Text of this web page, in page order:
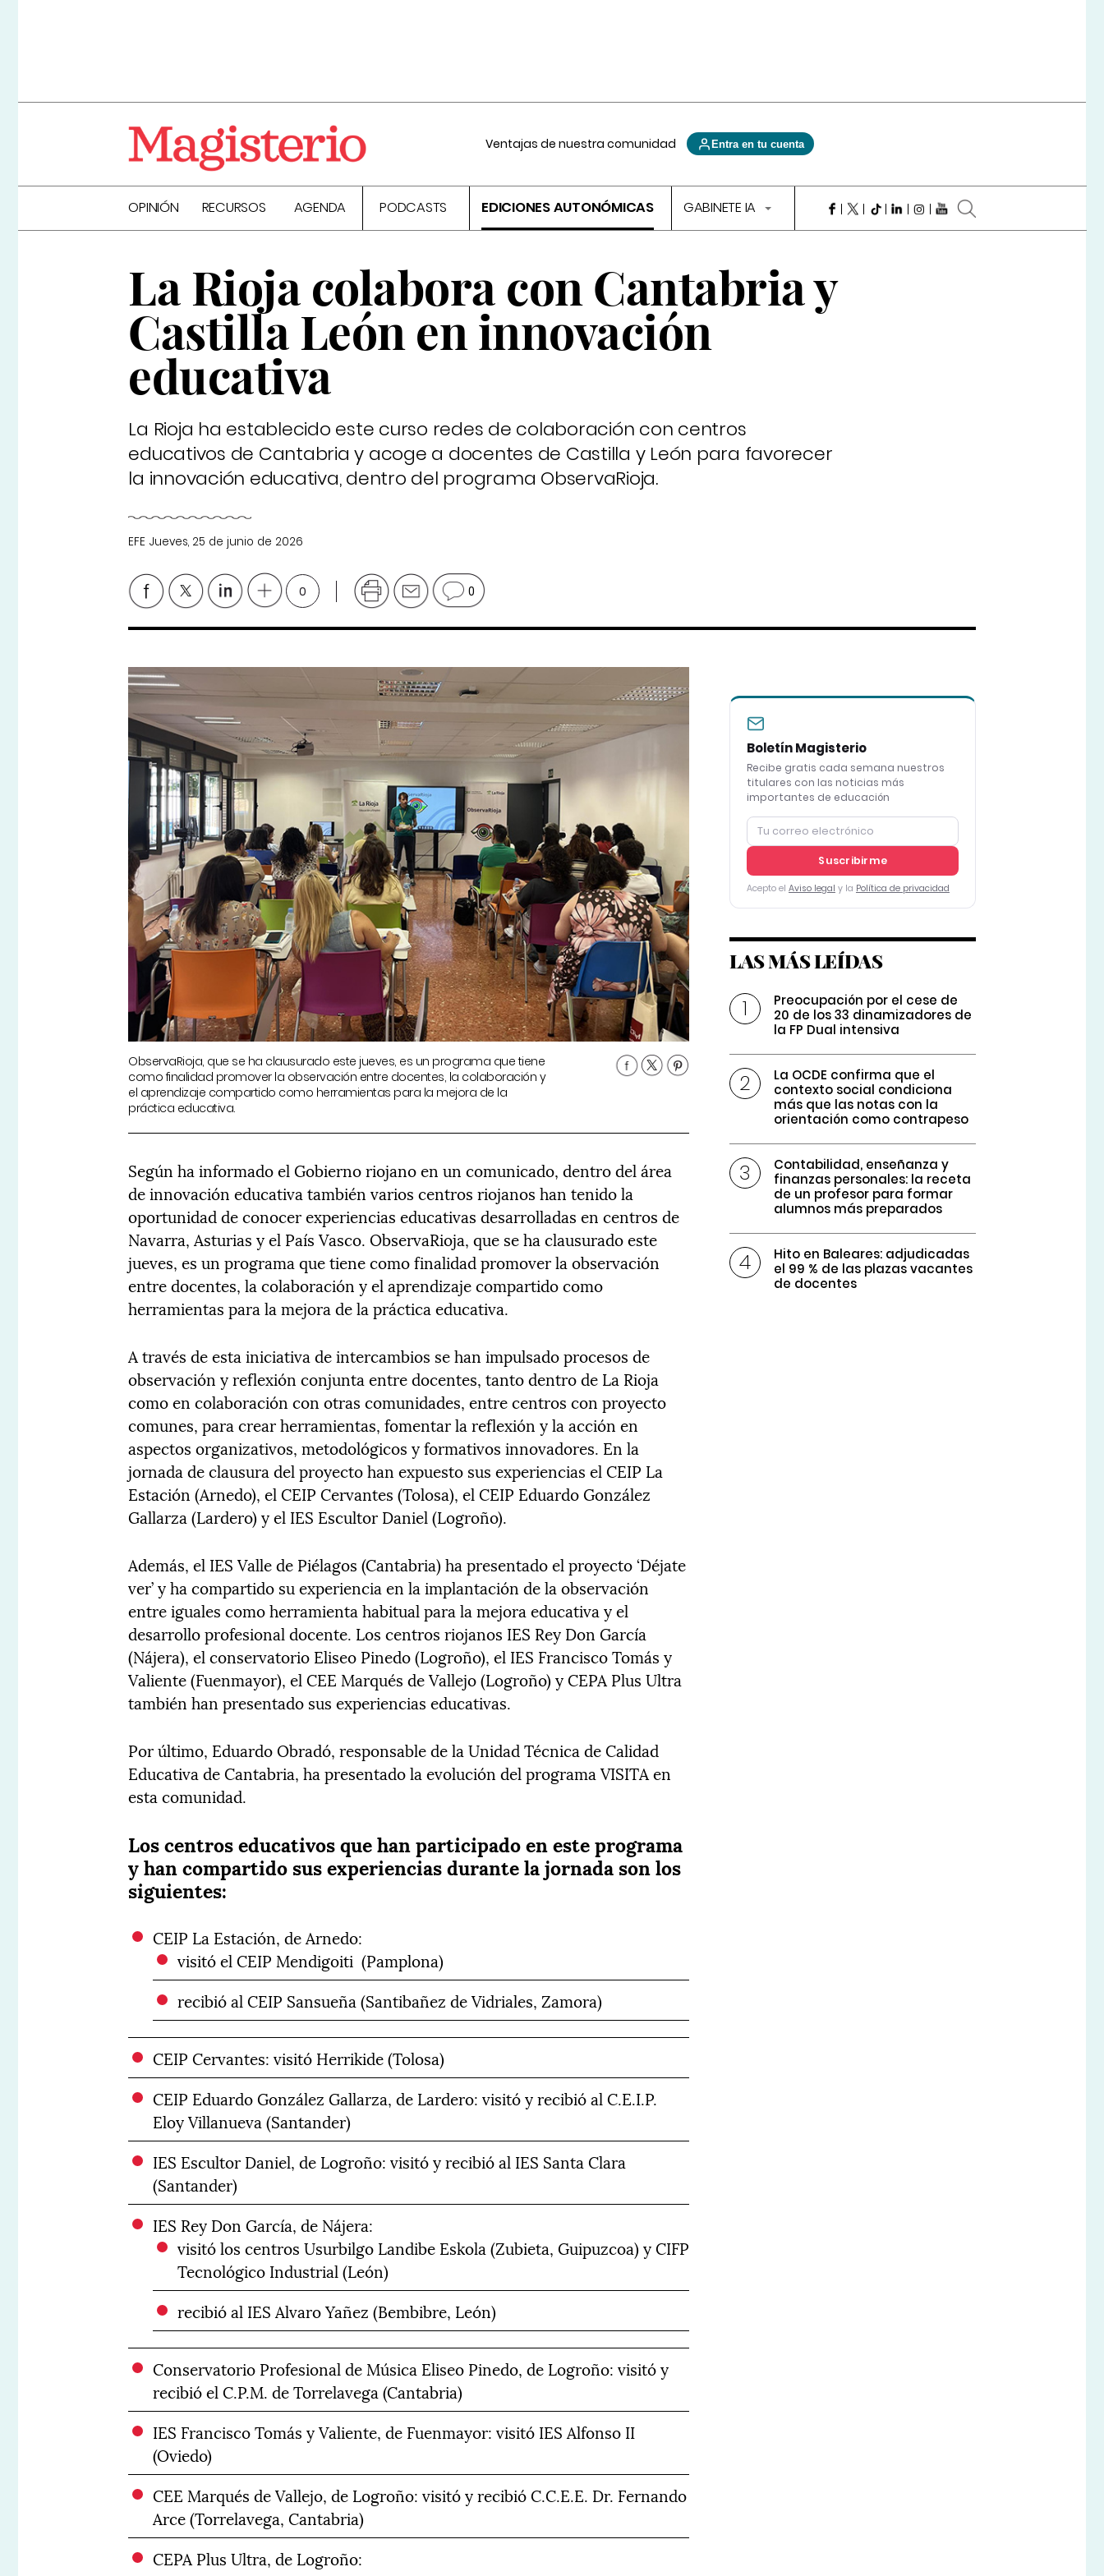
Ventajas de nuestra comunidad Entra en tu cuenta
OPINIÓN RECURSOS AGENDA PODCASTS EDICIONES AUTONÓMICAS GABINETE IA
La Rioja colabora con Cantabria y
Castilla León en innovación
educativa
La Rioja ha establecido este curso redes de colaboración con centros
educativos de Cantabria y acoge a docentes de Castilla y León para favorecer
la innovación educativa, dentro del programa ObservaRioja.
EFE Jueves, 25 de junio de 2026
0 0
ObservaRioja, que se ha clausurado este jueves, es un programa que tiene
como finalidad promover la observación entre docentes, la colaboración y
el aprendizaje compartido como herramientas para la mejora de la
práctica educativa.
Según ha informado el Gobierno riojano en un comunicado, dentro del área
de innovación educativa también varios centros riojanos han tenido la
oportunidad de conocer experiencias educativas desarrolladas en centros de
Navarra, Asturias y el País Vasco. ObservaRioja, que se ha clausurado este
jueves, es un programa que tiene como finalidad promover la observación
entre docentes, la colaboración y el aprendizaje compartido como
herramientas para la mejora de la práctica educativa.
A través de esta iniciativa de intercambios se han impulsado procesos de
observación y reflexión conjunta entre docentes, tanto dentro de La Rioja
como en colaboración con otras comunidades, entre centros con proyecto
comunes, para crear herramientas, fomentar la reflexión y la acción en
aspectos organizativos, metodológicos y formativos innovadores. En la
jornada de clausura del proyecto han expuesto sus experiencias el CEIP La
Estación (Arnedo), el CEIP Cervantes (Tolosa), el CEIP Eduardo González
Gallarza (Lardero) y el IES Escultor Daniel (Logroño).
Además, el IES Valle de Piélagos (Cantabria) ha presentado el proyecto ‘Déjate
ver’ y ha compartido su experiencia en la implantación de la observación
entre iguales como herramienta habitual para la mejora educativa y el
desarrollo profesional docente. Los centros riojanos IES Rey Don García
(Nájera), el conservatorio Eliseo Pinedo (Logroño), el IES Francisco Tomás y
Valiente (Fuenmayor), el CEE Marqués de Vallejo (Logroño) y CEPA Plus Ultra
también han presentado sus experiencias educativas.
Por último, Eduardo Obradó, responsable de la Unidad Técnica de Calidad
Educativa de Cantabria, ha presentado la evolución del programa VISITA en
esta comunidad.
Los centros educativos que han participado en este programa
y han compartido sus experiencias durante la jornada son los
siguientes:
CEIP La Estación, de Arnedo:
visitó el CEIP Mendigoiti (Pamplona)
recibió al CEIP Sansueña (Santibañez de Vidriales, Zamora)
CEIP Cervantes: visitó Herrikide (Tolosa)
CEIP Eduardo González Gallarza, de Lardero: visitó y recibió al C.E.I.P.
Eloy Villanueva (Santander)
IES Escultor Daniel, de Logroño: visitó y recibió al IES Santa Clara
(Santander)
IES Rey Don García, de Nájera:
visitó los centros Usurbilgo Landibe Eskola (Zubieta, Guipuzcoa) y CIFP
Tecnológico Industrial (León)
recibió al IES Alvaro Yañez (Bembibre, León)
Conservatorio Profesional de Música Eliseo Pinedo, de Logroño: visitó y
recibió el C.P.M. de Torrelavega (Cantabria)
IES Francisco Tomás y Valiente, de Fuenmayor: visitó IES Alfonso II
(Oviedo)
CEE Marqués de Vallejo, de Logroño: visitó y recibió C.C.E.E. Dr. Fernando
Arce (Torrelavega, Cantabria)
CEPA Plus Ultra, de Logroño:
Boletín Magisterio
Recibe gratis cada semana nuestros
titulares con las noticias más
importantes de educación
Suscribirme
Acepto el Aviso legal y la Política de privacidad
LAS MÁS LEÍDAS
Preocupación por el cese de
20 de los 33 dinamizadores de
la FP Dual intensiva
La OCDE confirma que el
contexto social condiciona
más que las notas con la
orientación como contrapeso
Contabilidad, enseñanza y
finanzas personales: la receta
de un profesor para formar
alumnos más preparados
Hito en Baleares: adjudicadas
el 99 % de las plazas vacantes
de docentes